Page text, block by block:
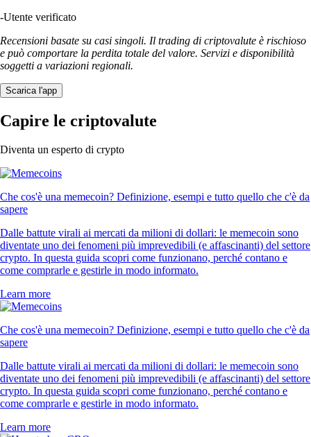
-Utente verificato
Recensioni basate su casi singoli. Il trading di criptovalute è rischioso
e può comportare la perdita totale del valore. Servizi e disponibilità
soggetti a variazioni regionali.
Scarica l'app
Capire le criptovalute
Diventa un esperto di crypto
Che cos'è una memecoin? Definizione, esempi e tutto quello che c'è da
sapere
Dalle battute virali ai mercati da milioni di dollari: le memecoin sono
diventate uno dei fenomeni più imprevedibili (e affascinanti) del settore
crypto. In questa guida scopri come funzionano, perché contano e
come comprarle e gestirle in modo informato.
Learn more
Che cos'è una memecoin? Definizione, esempi e tutto quello che c'è da
sapere
Dalle battute virali ai mercati da milioni di dollari: le memecoin sono
diventate uno dei fenomeni più imprevedibili (e affascinanti) del settore
crypto. In questa guida scopri come funzionano, perché contano e
come comprarle e gestirle in modo informato.
Learn more